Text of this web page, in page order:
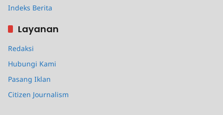
Indeks Berita
Layanan
Redaksi
Hubungi Kami
Pasang Iklan
Citizen Journalism